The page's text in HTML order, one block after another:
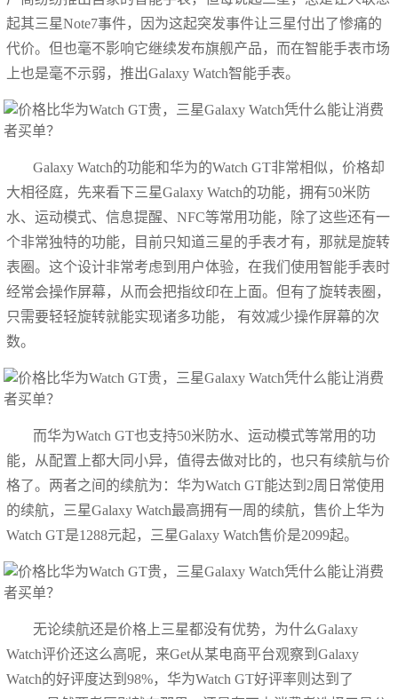
起其三星Note7事件，因为这起突发事件让三星付出了惨痛的
代价。但也毫不影响它继续发布旗舰产品，而在智能手表市场
上也是毫不示弱，推出Galaxy Watch智能手表。
Galaxy Watch的功能和华为的Watch GT非常相似，价格却
大相径庭，先来看下三星Galaxy Watch的功能，拥有50米防
水、运动模式、信息提醒、NFC等常用功能，除了这些还有一
个非常独特的功能，目前只知道三星的手表才有，那就是旋转
表圈。这个设计非常考虑到用户体验，在我们使用智能手表时
经常会操作屏幕，从而会把指纹印在上面。但有了旋转表圈，
只需要轻轻旋转就能实现诸多功能， 有效减少操作屏幕的次
数。
而华为Watch GT也支持50米防水、运动模式等常用的功
能，从配置上都大同小异，值得去做对比的，也只有续航与价
格了。两者之间的续航为：华为Watch GT能达到2周日常使用
的续航，三星Galaxy Watch最高拥有一周的续航，售价上华为
Watch GT是1288元起，三星Galaxy Watch售价是2099起。
无论续航还是价格上三星都没有优势，为什么Galaxy
Watch评价还这么高呢，来Get从某电商平台观察到Galaxy
Watch的好评度达到98%，华为Watch GT好评率则达到了